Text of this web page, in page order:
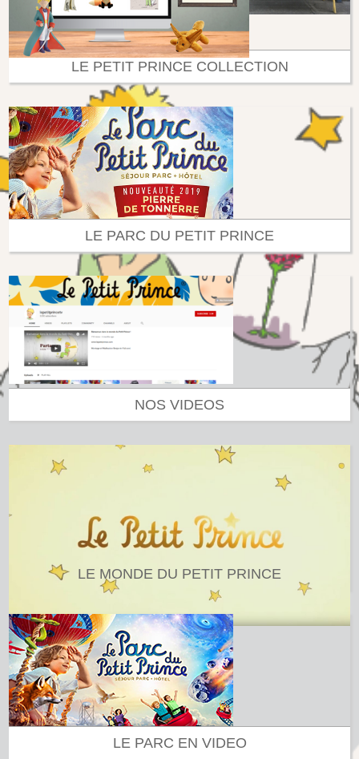
LE PETIT PRINCE COLLECTION
LE PARC DU PETIT PRINCE
NOS VIDEOS
LE MONDE DU PETIT PRINCE
LE PARC EN VIDEO